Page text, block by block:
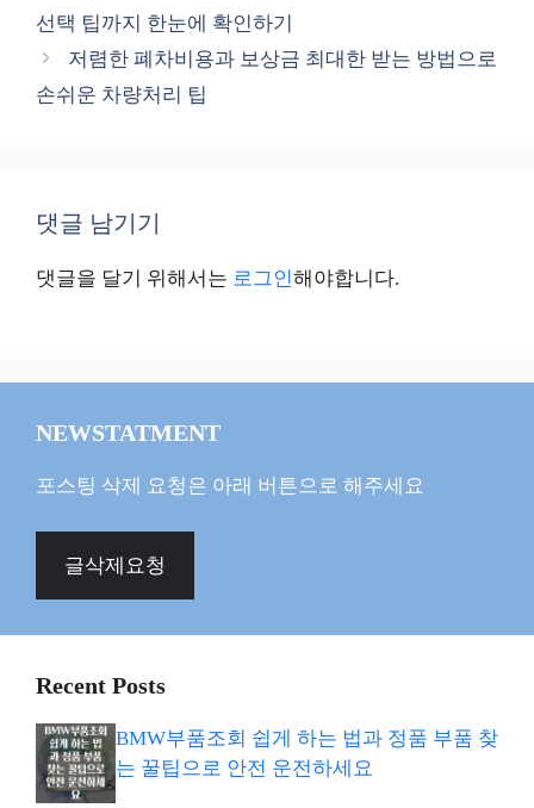
리
선택 팁까지 한눈에 확인하기
저렴한 폐차비용과 보상금 최대한 받는 방법으로
손쉬운 차량처리 팁
댓글 남기기
댓글을 달기 위해서는 로그인해야합니다.
NEWSTATMENT
포스팅 삭제 요청은 아래 버튼으로 해주세요
글삭제요청
Recent Posts
BMW부품조회 쉽게 하는 법과 정품 부품 찾
는 꿀팁으로 안전 운전하세요